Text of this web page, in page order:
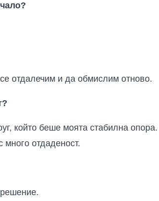
отдалечим и да обмислим отново.
който беше моята стабилна опора.
много отдаденост.